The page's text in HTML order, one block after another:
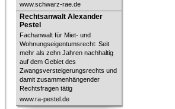
www.schwarz-rae.de
Rechtsanwalt Alexander Pestel
Rechtsanwalt Alexander
Pestel
Fachanwalt für Miet- und
Wohnungseigentumsrecht: Seit
mehr als zehn Jahren nachhaltig
auf dem Gebiet des
Zwangsversteigerungsrechts und
damit zusammenhängender
Rechtsfragen tätig
www.ra-pestel.de